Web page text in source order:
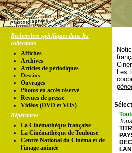
Recherches spécifiques dans les
collections
Affiches
Archives
Articles de périodiques
Dessins
Ouvrages
Photos en accés réservé
Revues de presse
Vidéos (DVD et VHS)
Répertoires
La Cinémathèque française
La Cinémathèque de Toulouse
Centre National du Cinéma et de
l'image animée
Les